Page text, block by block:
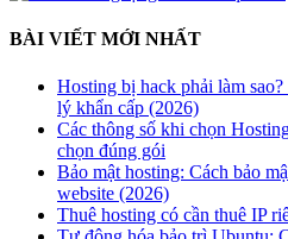
BÀI VIẾT MỚI NHẤT
Hosting bị hack phải làm
lý khẩn cấp (2026)
Các thông số khi chọn
chọn đúng gói
Bảo mật hosting: Cách bảo
website (2026)
Thuê hosting có cần thuê IP